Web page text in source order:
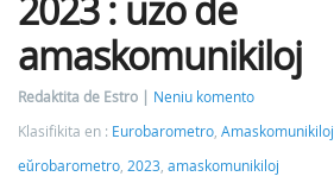
amaskomunikiloj
Redaktita de Estro
Neniu komento
Klasifikita en : Eurobarometro Amaskomunikiloj
eŭrobarometro 2023 amaskomunikiloj